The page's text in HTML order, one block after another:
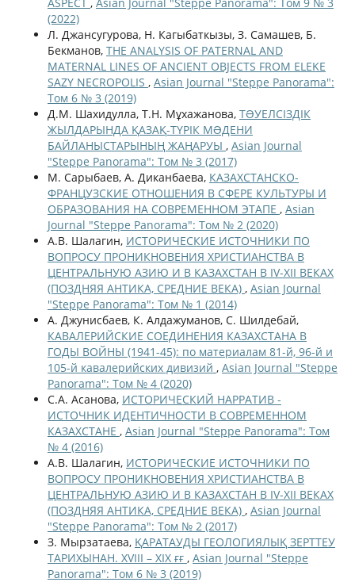
(2022)
Л. Джансугурова, Н. Кагыбаткызы, З. Самашев, Б.
Бекманов, THE ANALYSIS OF PATERNAL AND
MATERNAL LINES OF ANCIENT OBJECTS FROM ELEKE
SAZY NECROPOLIS , Asian Journal "Steppe Panorama":
Том 6 № 3 (2019)
Д.М. Шахидулла, Т.Н. Мұхажанова, ТƏУЕЛСІЗДІК
ЖЫЛДАРЫНДА ҚАЗАҚ-ТҮРІК МƏДЕНИ
БАЙЛАНЫСТАРЫНЫҢ ЖАҢАРУЫ , Asian Journal
"Steppe Panorama": Том № 3 (2017)
М. Сарыбаев, А. Диканбаева, КАЗАХСТАНСКО-
ФРАНЦУЗСКИЕ ОТНОШЕНИЯ В СФЕРЕ КУЛЬТУРЫ И
ОБРАЗОВАНИЯ НА СОВРЕМЕННОМ ЭТАПЕ , Asian
Journal "Steppe Panorama": Том № 2 (2020)
А.В. Шалагин, ИСТОРИЧЕСКИЕ ИСТОЧНИКИ ПО
ВОПРОСУ ПРОНИКНОВЕНИЯ ХРИСТИАНСТВА В
ЦЕНТРАЛЬНУЮ АЗИЮ И В КАЗАХСТАН В IV-XII ВЕКАХ
(ПОЗДНЯЯ АНТИКА, СРЕДНИЕ ВЕКА) , Asian Journal
"Steppe Panorama": Том № 1 (2014)
А. Джунисбаев, К. Алдажуманов, С. Шилдебай,
КАВАЛЕРИЙСКИЕ СОЕДИНЕНИЯ КАЗАХСТАНА В
ГОДЫ ВОЙНЫ (1941-45): по материалам 81-й, 96-й и
105-й кавалерийских дивизий , Asian Journal "Steppe
Panorama": Том № 4 (2020)
С.А. Асанова, ИСТОРИЧЕСКИЙ НАРРАТИВ -
ИСТОЧНИК ИДЕНТИЧНОСТИ В СОВРЕМЕННОМ
КАЗАХСТАНЕ , Asian Journal "Steppe Panorama": Том
№ 4 (2016)
А.В. Шалагин, ИСТОРИЧЕСКИЕ ИСТОЧНИКИ ПО
ВОПРОСУ ПРОНИКНОВЕНИЯ ХРИСТИАНСТВА В
ЦЕНТРАЛЬНУЮ АЗИЮ И В КАЗАХСТАН В IV-XII ВЕКАХ
(ПОЗДНЯЯ АНТИКА, СРЕДНИЕ ВЕКА) , Asian Journal
"Steppe Panorama": Том № 2 (2017)
З. Мырзатаева, ҚАРАТАУДЫ ГЕОЛОГИЯЛЫҚ ЗЕРТТЕУ
ТАРИХЫНАН. ХVІІІ – ХІХ ғғ , Asian Journal "Steppe
Panorama": Том 6 № 3 (2019)